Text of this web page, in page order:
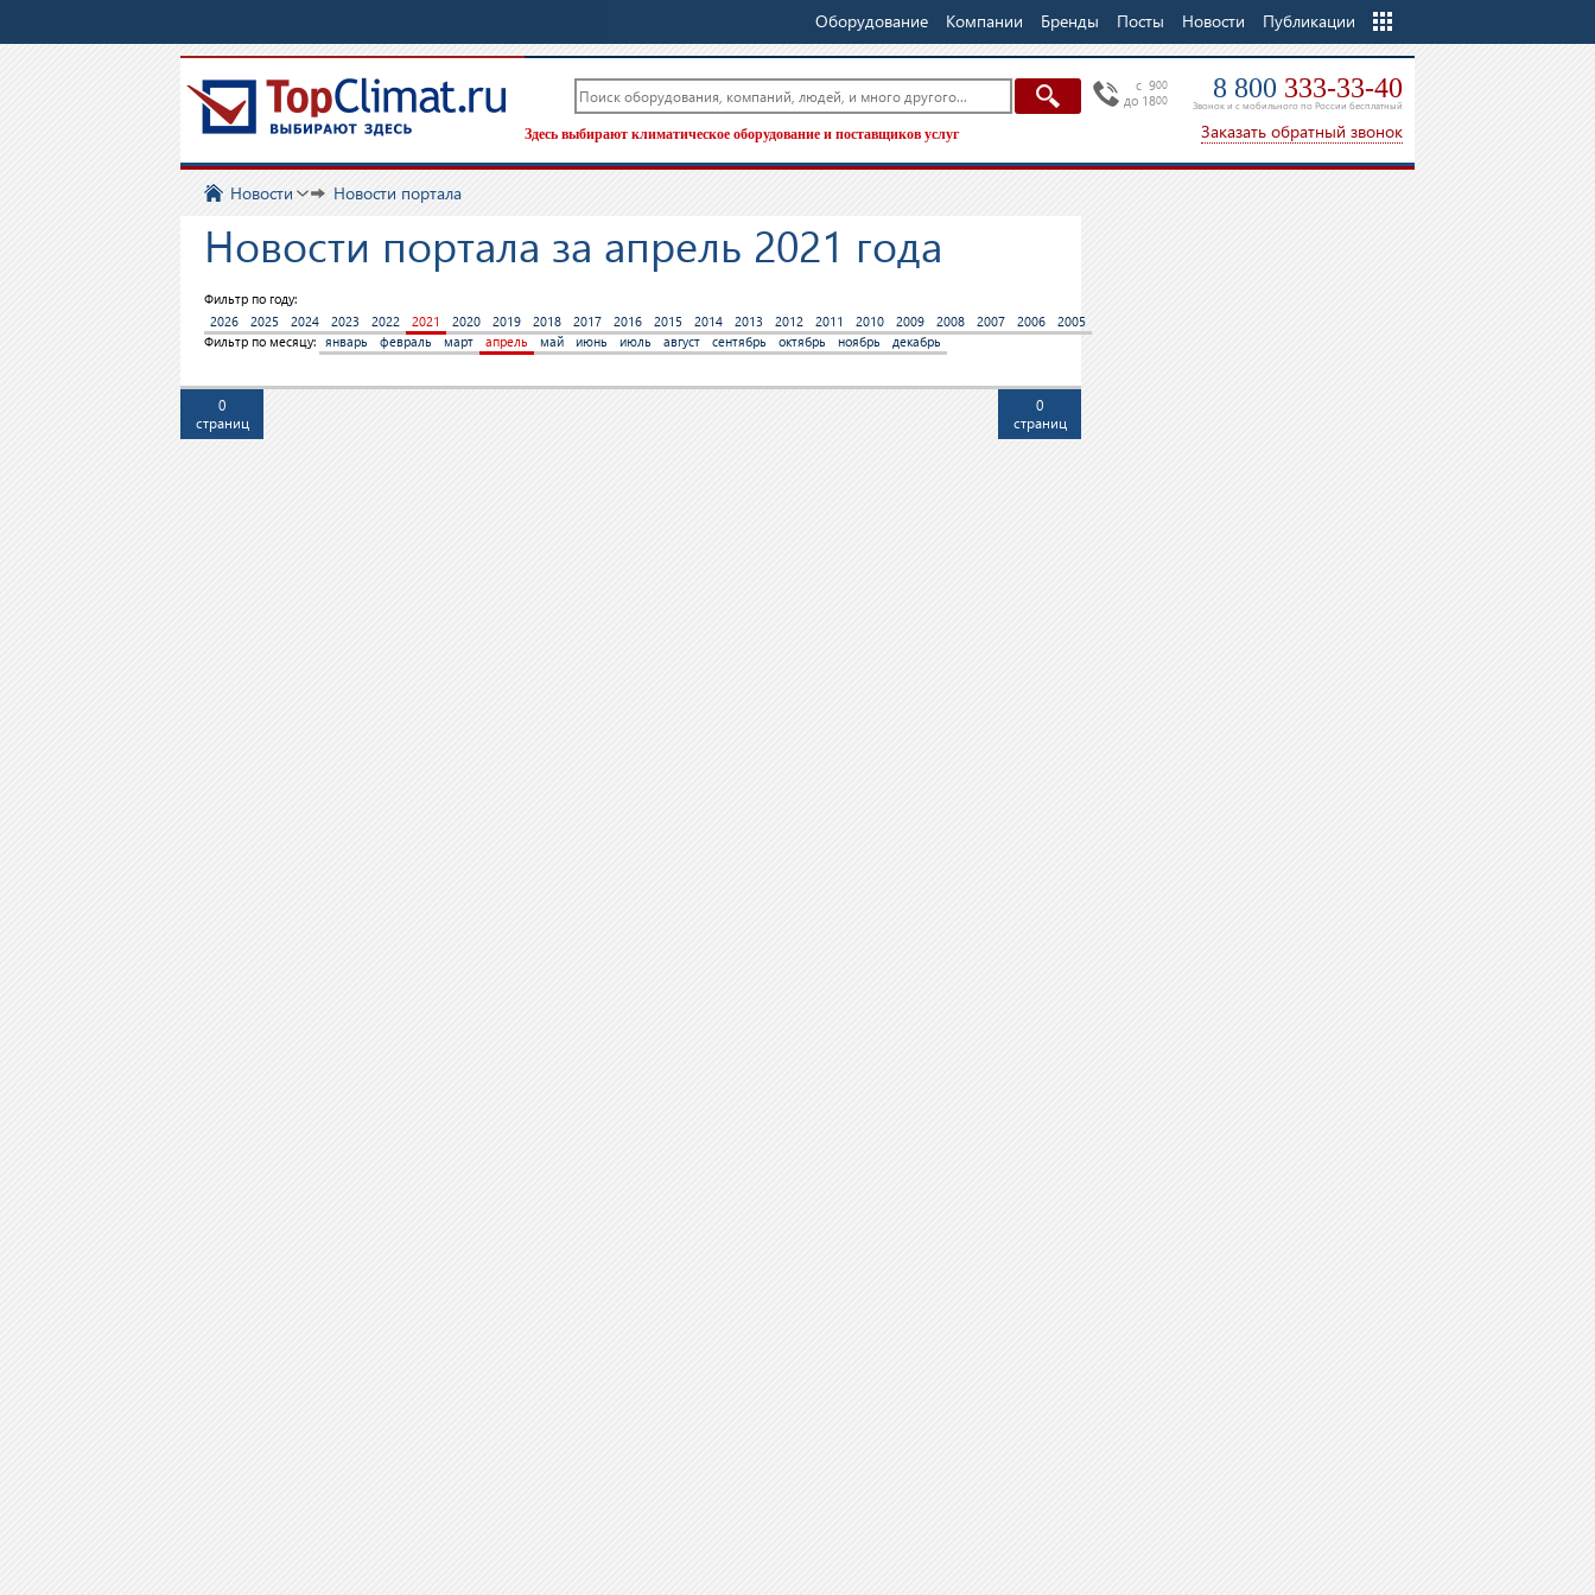
Оборудование Компании Бренды Посты Новости Публикации
Еще
c 900
до 1800 8 800 333-33-40
Звонок и с мобильного по России бесплатный
Заказать обратный звонок
Здесь выбирают климатическое оборудование и поставщиков услуг
Новости Новости портала
Новости портала за апрель 2021 года
Фильтр по году:
2026
2025 2024 2023 2022 2021 2020 2019 2018 2017 2016 2015 2014 2013 2012 2011 2010 2009 2008 2007 2006
2005
Фильтр по месяцу:
январь февраль март апрель май июнь июль август сентябрь октябрь ноябрь декабрь
0
страниц
0
страниц